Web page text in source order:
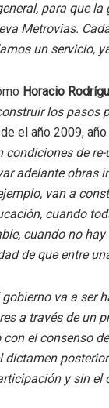
para que la
Metrovias.
un servicio,
Horacio
los pasos
el año 2009,
condiciones de
adelante obras
van a
cuando
cuando no
de que entre
gobierno va a ser
a través de un
con el consenso
dictamen
y sin el